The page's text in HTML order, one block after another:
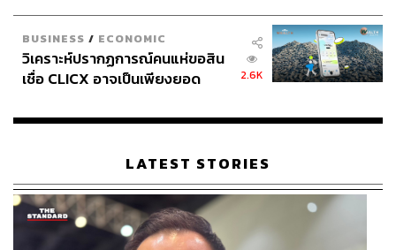
BUSINESS / ECONOMIC
วิเคราะห์ปรากฏการณ์คนแห่ขอสิน
เชื่อ CLICX อาจเป็นเพียงยอด
เรือนไทยที่ถูกซุกไว้
2.6K
LATEST STORIES